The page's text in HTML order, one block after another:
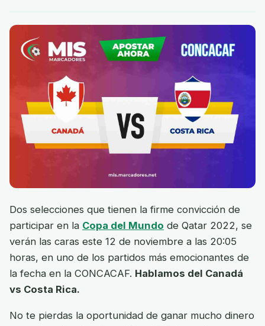
Dos selecciones que tienen la firme convicción de
participar en la Copa del Mundo de Qatar 2022, se
verán las caras este 12 de noviembre a las 20:05
horas, en uno de los partidos más emocionantes de
la fecha en la CONCACAF. Hablamos del Canadá
vs Costa Rica.
No te pierdas la oportunidad de ganar mucho dinero